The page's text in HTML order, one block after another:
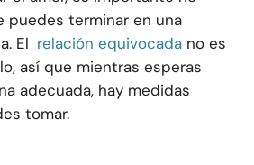
puedes terminar en una
El relación equivocada no es
así que mientras esperas
adecuada, hay medidas
tomar.